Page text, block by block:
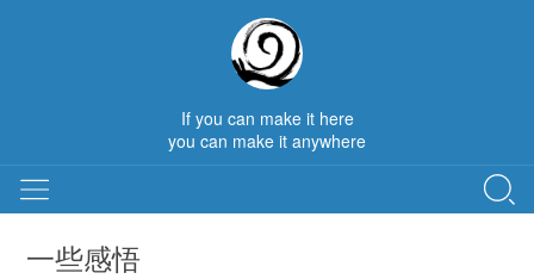
If you can make it here
you can make it anywhere
一些感悟